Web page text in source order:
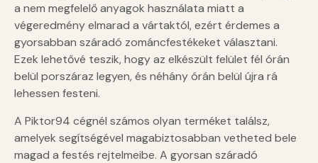
a nem megfelelő anyagok használata miatt a
végeredmény elmarad a vártaktól, ezért érdemes a
gyorsabban száradó zománcfestékeket választani.
Ezek lehetővé teszik, hogy az elkészült felület fél órán
belül porszáraz legyen, és néhány órán belül újra rá
lehessen festeni.
A Piktor94 cégnél számos olyan terméket találsz,
amelyek segítségével magabiztosabban vetheted bele
magad a festés rejtelmeibe. A gyorsan száradó